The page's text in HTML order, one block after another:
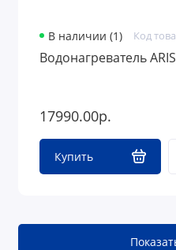
В наличии (1) Код
Водонагреватель
17990.00р.
Купить